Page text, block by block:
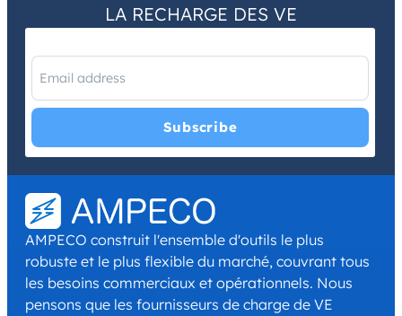
LA RECHARGE DES VE
I have read and agree with thePrivacy PolicyandTerms and
Conditions.*
AMPECO construit l'ensemble d'outils le plus
robuste et le plus flexible du marché, couvrant tous
les besoins commerciaux et opérationnels. Nous
pensons que les fournisseurs de charge de VE